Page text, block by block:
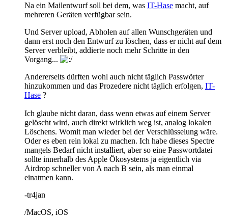
Na ein Mailentwurf soll bei dem, was IT-Hase macht, auf
mehreren Geräten verfügbar sein.
Und Server upload, Abholen auf allen Wunschgeräten und
dann erst noch den Entwurf zu löschen, dass er nicht auf dem
Server verbleibt, addierte noch mehr Schritte in den
Vorgang...
Andererseits dürften wohl auch nicht täglich Passwörter
hinzukommen und das Prozedere nicht täglich erfolgen, IT-
Hase ?
Ich glaube nicht daran, dass wenn etwas auf einem Server
gelöscht wird, auch direkt wirklich weg ist, analog lokalen
Löschens. Womit man wieder bei der Verschlüsselung wäre.
Oder es eben rein lokal zu machen. Ich habe dieses Spectre
mangels Bedarf nicht installiert, aber so eine Passwortdatei
sollte innerhalb des Apple Ökosystems ja eigentlich via
Airdrop schneller von A nach B sein, als man einmal
einatmen kann.
-tr4jan
/MacOS, iOS